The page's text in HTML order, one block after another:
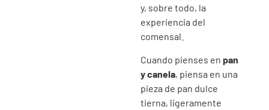
y, sobre todo, la
experiencia del
comensal.
Cuando pienses en pan
y canela, piensa en una
pieza de pan dulce
tierna, ligeramente